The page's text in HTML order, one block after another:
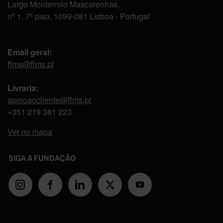
Largo Monterroio Mascarenhas,
nº 1, 7º piso, 1099-081 Lisboa - Portugal
Email geral:
ffms@ffms.pt
Livraria:
apoioaocliente@ffms.pt
+351 219 381 223
Ver no mapa
SIGA A FUNDAÇÃO